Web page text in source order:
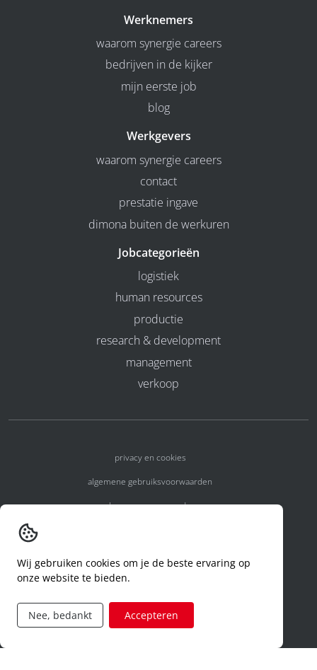
Werknemers
waarom synergie careers
bedrijven in de kijker
mijn eerste job
blog
Werkgevers
waarom synergie careers
contact
prestatie ingave
dimona buiten de werkuren
Jobcategorieën
logistiek
human resources
productie
research & development
management
verkoop
privacy en cookies
algemene gebruiksvoorwaarden
algemene voorwaarden
code of conduct
aanvraag rechten ivm privacy
Wij gebruiken cookies om je de beste ervaring op
onze website te bieden.
Nee, bedankt Accepteren